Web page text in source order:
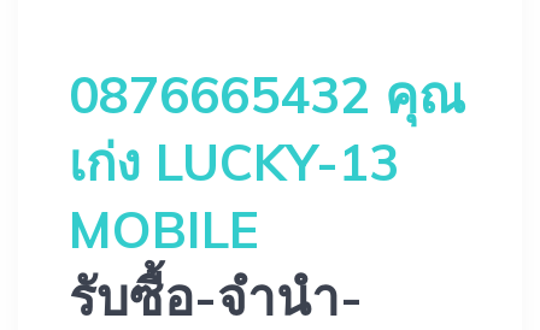
0876665432 คุณ
เก่ง LUCKY-13
MOBILE
รับซื้อ-จำนำ-